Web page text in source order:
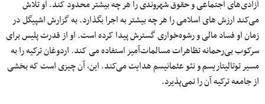
آزادی‌های اجتماعی و حقوق شهروندی را هر چه بیشتر محدود کند. او تلاش
می‌کند ارزش های اسلامی را هر چه بیشتر به اجرا بگذارد. به گزارش اشپیگل در
زمان او فساد مالی و رشوه‌خواری گسترش پیدا کرده است. او از قدرت پلیس برای
سرکوب بی‌رحمانه تظاهرات مسالمات‌آمیز استفاده می کند. اردوغان ترکیه را به
مسیر توتالیتاریسم و نئو عثمانیسم هدایت می‌کند. این، آن چیزی است که بخشی
از جامعه ترکیه آن را نمی‌پذیرد.